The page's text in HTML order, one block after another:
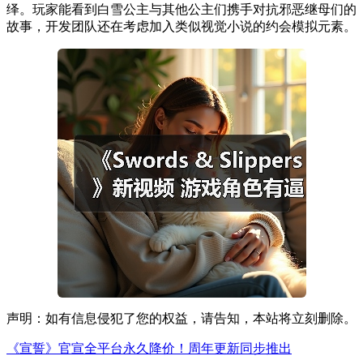
绎。玩家能看到白雪公主与其他公主们携手对抗邪恶继母们的
故事，开发团队还在考虑加入类似视觉小说的约会模拟元素。
声明：如有信息侵犯了您的权益，请告知，本站将立刻删除。
《宣誓》官宣全平台永久降价！周年更新同步推出